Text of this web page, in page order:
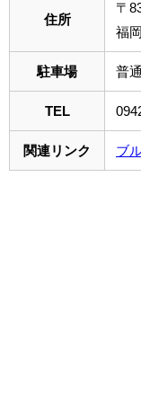
住所
〒
福
駐車場 普
TEL
関連リンク ブ